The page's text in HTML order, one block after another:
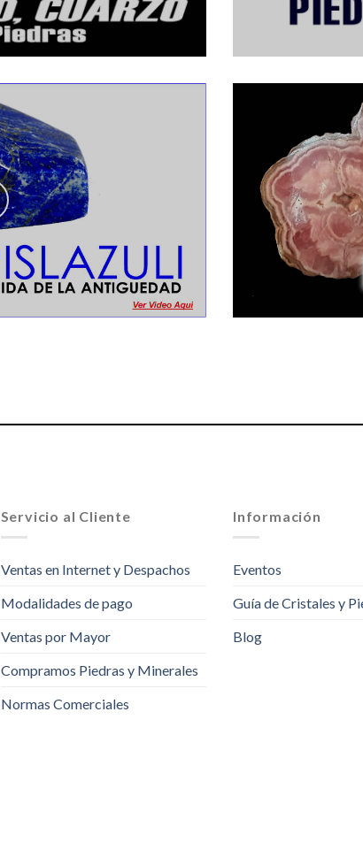
Servicio al Cliente
Ventas en Internet y Despachos
Modalidades de pago
Ventas por Mayor
Compramos Piedras y Minerales
Normas Comerciales
Información
Eventos
Guía de Cristales y
Blog